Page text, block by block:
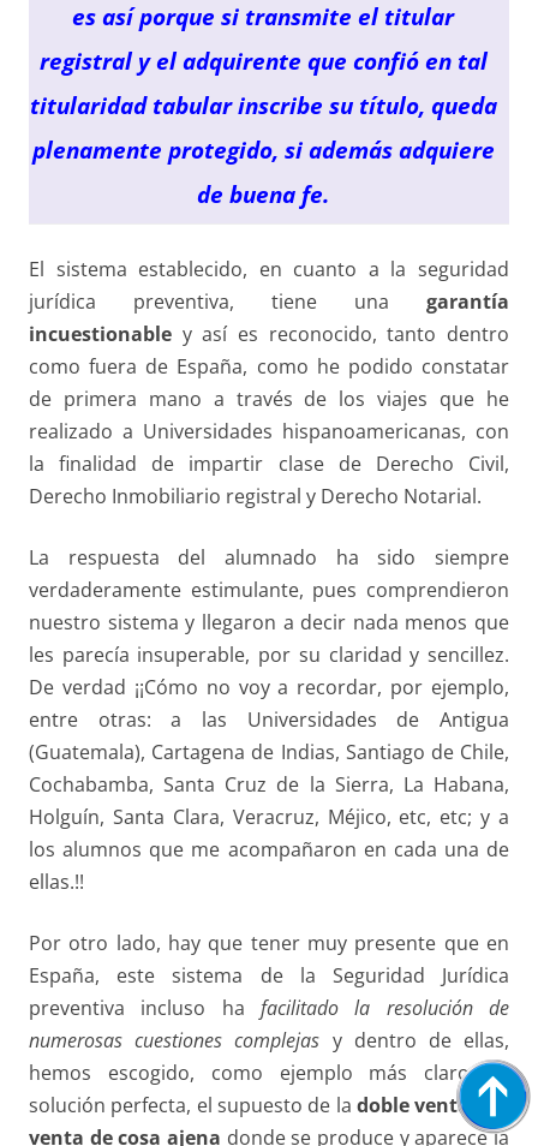
es así porque si transmite el titular
registral y el adquirente que confió en tal
titularidad tabular inscribe su título, queda
plenamente protegido, si además adquiere
de buena fe.
El sistema establecido, en cuanto a la seguridad
jurídica preventiva, tiene una garantía
incuestionable y así es reconocido, tanto dentro
como fuera de España, como he podido constatar
de primera mano a través de los viajes que he
realizado a Universidades hispanoamericanas, con
la finalidad de impartir clase de Derecho Civil,
Derecho Inmobiliario registral y Derecho Notarial.
La respuesta del alumnado ha sido siempre
verdaderamente estimulante, pues comprendieron
nuestro sistema y llegaron a decir nada menos que
les parecía insuperable, por su claridad y sencillez.
De verdad ¡¡Cómo no voy a recordar, por ejemplo,
entre otras: a las Universidades de Antigua
(Guatemala), Cartagena de Indias, Santiago de Chile,
Cochabamba, Santa Cruz de la Sierra, La Habana,
Holguín, Santa Clara, Veracruz, Méjico, etc, etc; y a
los alumnos que me acompañaron en cada una de
ellas.!!
Por otro lado, hay que tener muy presente que en
España, este sistema de la Seguridad Jurídica
preventiva incluso ha facilitado la resolución de
numerosas cuestiones complejas y dentro de ellas,
hemos escogido, como ejemplo más claro de
solución perfecta, el supuesto de la dobleventa y la
venta de cosa ajena donde se produce y aparece la